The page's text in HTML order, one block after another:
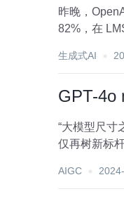
昨晚，
82%，在
生成式AI
GPT-4o
“大模型尺寸
仅再树新标
AIGC